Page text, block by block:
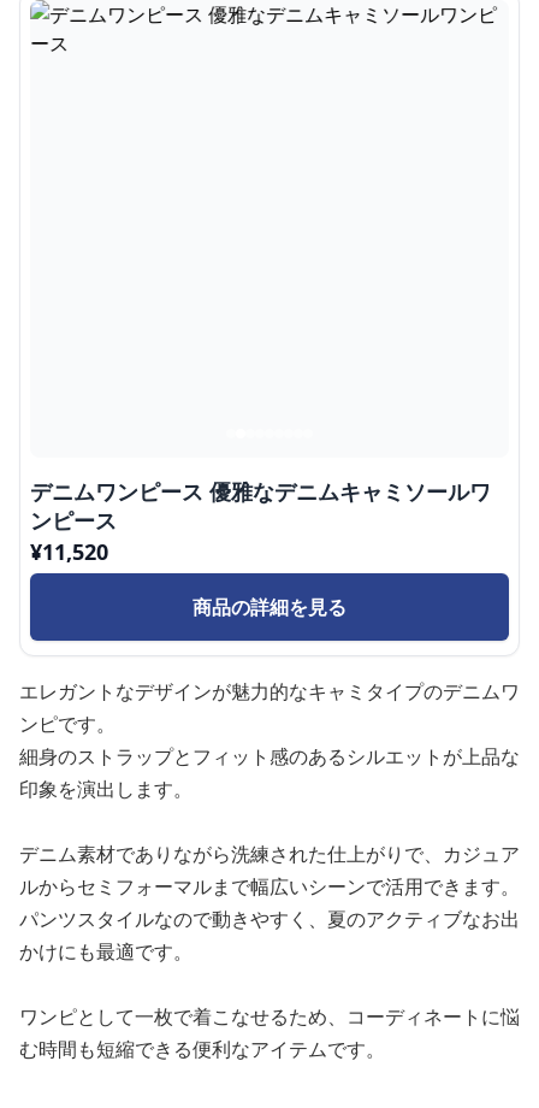
デニムワンピース 優雅なデニムキャミソールワ
ンピース
¥11,520
商品の詳細を見る
エレガントなデザインが魅力的なキャミタイプのデニムワ
ンピです。
細身のストラップとフィット感のあるシルエットが上品な
印象を演出します。
デニム素材でありながら洗練された仕上がりで、カジュア
ルからセミフォーマルまで幅広いシーンで活用できます。
パンツスタイルなので動きやすく、夏のアクティブなお出
かけにも最適です。
ワンピとして一枚で着こなせるため、コーディネートに悩
む時間も短縮できる便利なアイテムです。